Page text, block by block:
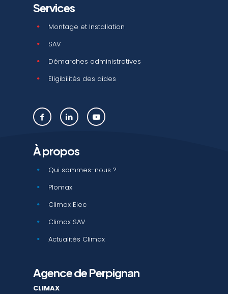
Services
Montage et Installation
SAV
Démarches administratives
Eligibilités des aides
À propos
Qui sommes-nous ?
Plomax
Climax Elec
Climax SAV
Actualités Climax
Agence de Perpignan
CLIMAX